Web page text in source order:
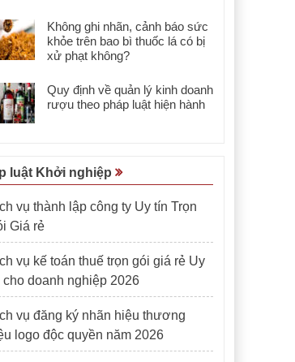
Không ghi nhãn, cảnh báo sức
khỏe trên bao bì thuốc lá có bị
xử phạt không?
Quy định về quản lý kinh doanh
rượu theo pháp luật hiện hành
luật Khởi nghiệp
vụ thành lập công ty Uy tín Trọn
Giá rẻ
vụ kế toán thuế trọn gói giá rẻ Uy
cho doanh nghiệp 2026
vụ đăng ký nhãn hiệu thương
logo độc quyền năm 2026